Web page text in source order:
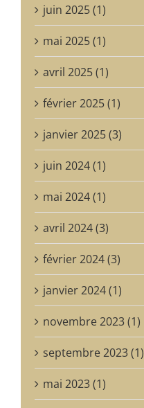
juin 2025 (1)
mai 2025 (1)
avril 2025 (1)
février 2025 (1)
janvier 2025 (3)
juin 2024 (1)
mai 2024 (1)
avril 2024 (3)
février 2024 (3)
janvier 2024 (1)
novembre 2023 (1)
septembre 2023 (1)
mai 2023 (1)